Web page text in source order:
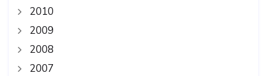
2010
2009
2008
2007